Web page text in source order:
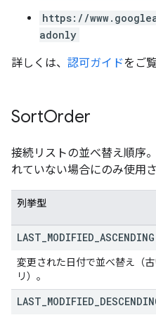
https://
adonly
詳しくは、 認可ガイドをご
SortOrder
接続リストの並べ替え順序
れていない場合にのみ使用さ
列挙型
LAST MODIFIED ASCENDING
変更された日付で並べ替え（
リ）。
LAST MODIFIED